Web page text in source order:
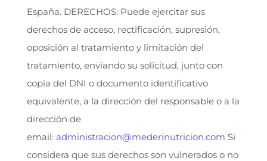
España. DERECHOS: Puede ejercitar sus
derechos de acceso, rectificación, supresión,
oposición al tratamiento y limitación del
tratamiento, enviando su solicitud, junto con
copia del DNI o documento identificativo
equivalente, a la dirección del responsable o a la
dirección de
email: administracion@mederinutricion.com Si
considera que sus derechos son vulnerados o no